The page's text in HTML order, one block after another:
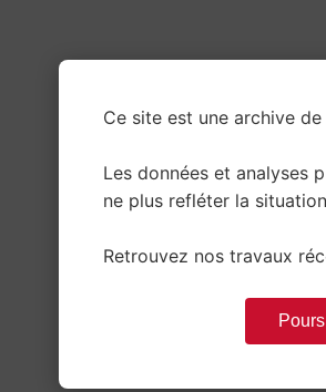
Ce site est une archive
Les données et analyses
ne plus refléter la
Retrouvez nos travaux